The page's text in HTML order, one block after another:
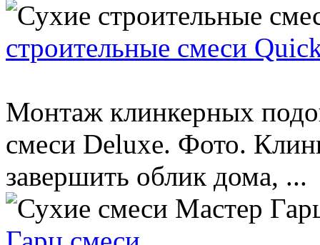
строительные смеси
Монтаж клинкерных
смеси Deluxe. Фото.
завершить облик дома, ...